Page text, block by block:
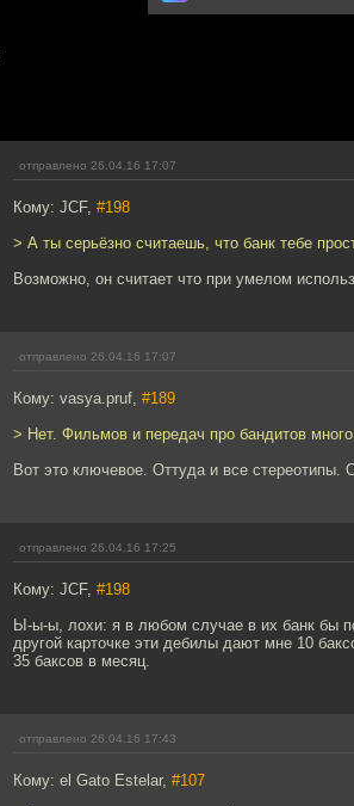
отправлено 26.04.16 17:07
Кому: JCF, #198
> А ты серьёзно считаешь, что банк тебе
Возможно, он считает что при умелом
отправлено 26.04.16 17:07
Кому: vasya.pruf, #189
> Нет. Фильмов и передач про бандитов
Вот это ключевое. Оттуда и все стереотипы.
отправлено 26.04.16 17:25
Кому: JCF, #198
Ы-ы-ы, лохи: я в любом случае в их банк бы
другой карточке эти дебилы дают мне 10
35 баксов в месяц.
отправлено 26.04.16 17:43
Кому: el Gato Estelar, #107